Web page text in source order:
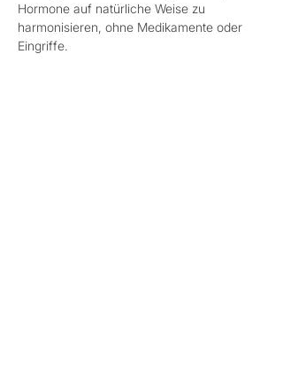
Hormone auf natürliche Weise zu
harmonisieren, ohne Medikamente oder
Eingriffe.